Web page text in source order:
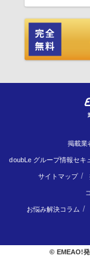
掲載業
doubLe グループ情報セキ
サイトマップ
お悩み解決コラム
© EMEAO!